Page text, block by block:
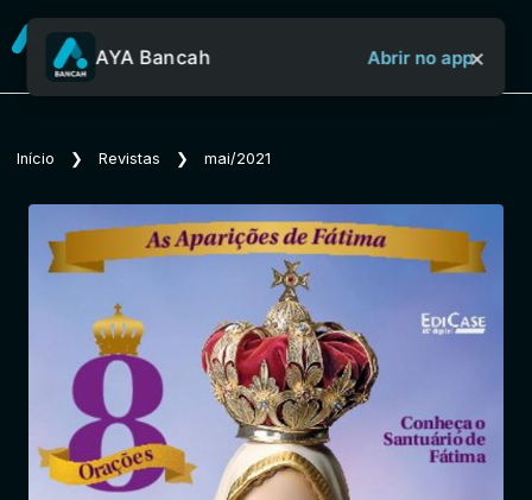
Sobre o Aya Bancah
Início
Revistas
Jornais
AYA Bancah Abrir no app×
Início ❯ Revistas ❯ mai/2021